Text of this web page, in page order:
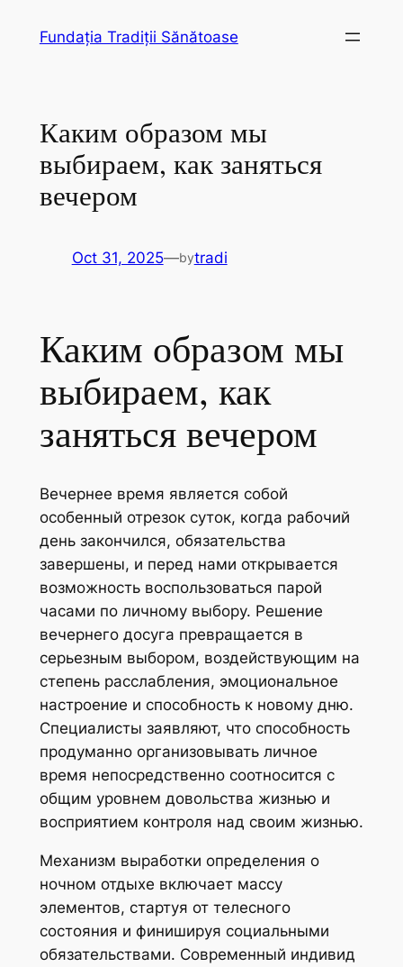
Fundația Tradiții Sănătoase
Каким образом мы
выбираем, как заняться
вечером
Oct 31, 2025—bytradi
Каким образом мы
выбираем, как
заняться вечером
Вечернее время является собой
особенный отрезок суток, когда рабочий
день закончился, обязательства
завершены, и перед нами открывается
возможность воспользоваться парой
часами по личному выбору. Решение
вечернего досуга превращается в
серьезным выбором, воздействующим на
степень расслабления, эмоциональное
настроение и способность к новому дню.
Специалисты заявляют, что способность
продуманно организовывать личное
время непосредственно соотносится с
общим уровнем довольства жизнью и
восприятием контроля над своим жизнью.
Механизм выработки определения о
ночном отдыхе включает массу
элементов, стартуя от телесного
состояния и финишируя социальными
обязательствами. Современный индивид